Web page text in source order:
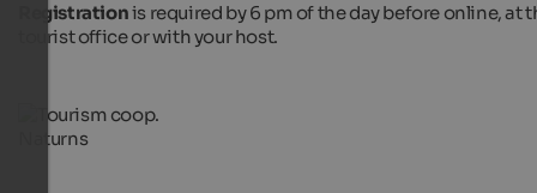
Registrationis required by 6 pm of the day before online, at
tourist office or with your host.